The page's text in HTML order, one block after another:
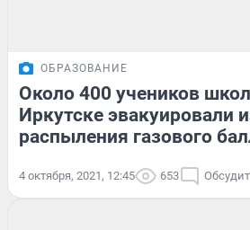
ОБРАЗОВАНИЕ
Около 400 учеников
Иркутске эвакуировали
распыления газового
4 октября, 2021, 12:45 653